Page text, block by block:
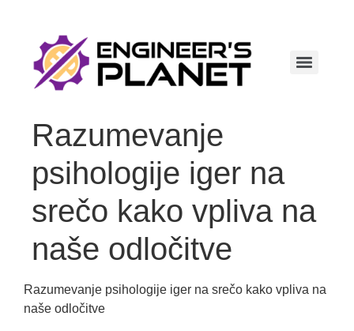
Razumevanje
psihologije iger na
srečo kako vpliva na
naše odločitve
Razumevanje psihologije iger na srečo kako vpliva na
naše odločitve